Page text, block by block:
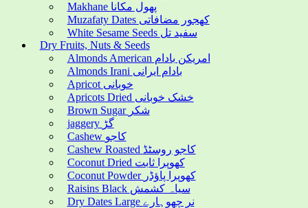
Makhane پھول مکانا
Muzafaty Dates کھجور مضافاتی
White Sesame Seeds سفید تل
Dry Fruits, Nuts & Seeds
Almonds American امریکن بادام
Almonds Irani بادام ایرانی
Apricot خوبانی
Apricots Dried خشک خوبانی
Brown Sugar شکر
jaggery گڑ
Cashew کاجو
Cashew Roasted کاجو روسٹڈ
Coconut Dried کھوپرا ثابت
Coconut Powder کھوپرا پاؤڈر
Raisins Black سیاہ کشمش
Dry Dates Large نر چھوہارے